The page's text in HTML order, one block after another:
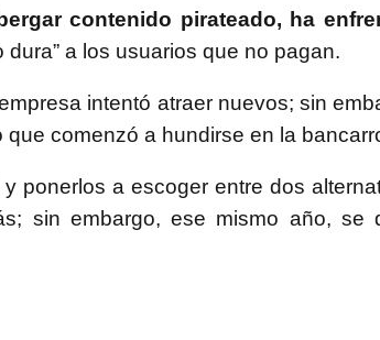
contenido pirateado, ha
a los usuarios que no pagan.
intentó atraer nuevos; sin
que comenzó a hundirse en la
ponerlos a escoger entre dos
sin embargo, ese mismo año, se